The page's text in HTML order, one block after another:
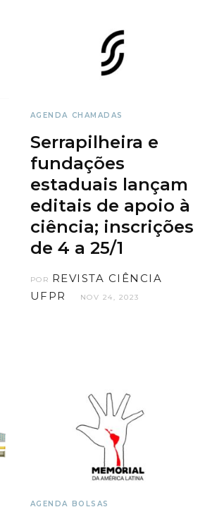
AGENDA CHAMADAS
Serrapilheira e
fundações
estaduais lançam
editais de apoio à
ciência; inscrições
de 4 a 25/1
POR REVISTA CIÊNCIA
UFPR
NOV 24, 2023
AGENDA BOLSAS